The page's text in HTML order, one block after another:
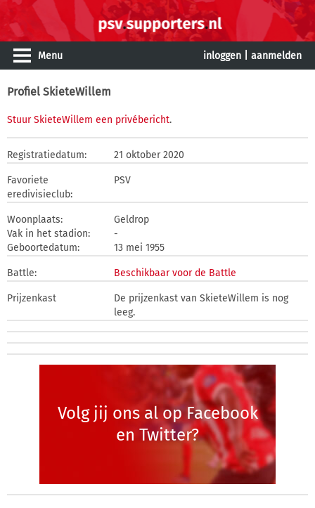
Menu inloggen aanmelden
Profiel SkieteWillem
Stuur SkieteWillem een privébericht.
Registratiedatum: 21 oktober 2020
Favoriete
eredivisieclub:
PSV
Woonplaats:
Geldrop
Vak in het stadion:
-
Geboortedatum:
13 mei 1955
Battle: Beschikbaar voor de Battle
Prijzenkast
De prijzenkast van SkieteWillem is nog
leeg.
Volg jij ons al op Facebook
en Twitter?